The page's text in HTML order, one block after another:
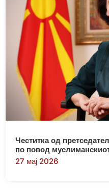
Честитка од
по повод
27 мај 2026